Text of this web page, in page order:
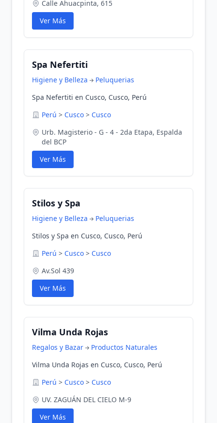
Calle Ahuacpinta, 615
Ver Más
Spa Nefertiti
Higiene y Belleza
Peluquerias
Spa Nefertiti en Cusco, Cusco, Perú
Perú > Cusco > Cusco
Urb. Magisterio - G - 4 - 2da Etapa, Espalda
del BCP
Ver Más
Stilos y Spa
Higiene y Belleza
Peluquerias
Stilos y Spa en Cusco, Cusco, Perú
Perú > Cusco > Cusco
Av.Sol 439
Ver Más
Vilma Unda Rojas
Regalos y Bazar
Productos Naturales
Vilma Unda Rojas en Cusco, Cusco, Perú
Perú > Cusco > Cusco
UV. ZAGUÁN DEL CIELO M-9
Ver Más